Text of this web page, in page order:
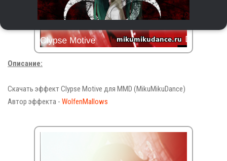
используйте антисептические средства на спиртовой
основе.
При чихании и кашле прикрывайте рот и нос
руки.
Старайтесь не трогать руками глаза, нос и рот — это
входные ворота для вируса.
Держитесь на расстоянии от людей с кашлем,
Описание:
Скачать эффект Clypse Motive для MMD (MikuMikuDance)
Автор эффекта - WolfenMallows